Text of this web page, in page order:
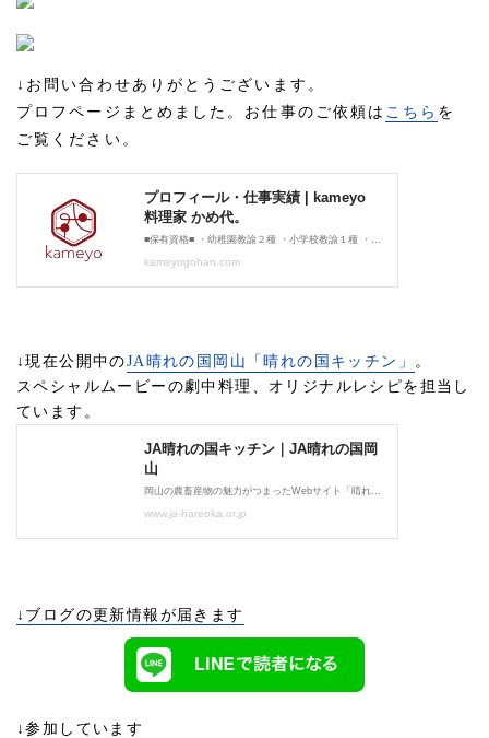
↓お問い合わせありがとうございます。
プロフページまとめました。お仕事のご依頼は こちら を
ご覧ください。
↓現在公開中のJA晴れの国岡山「晴れの国キッチン」 。
スペシャルムービーの劇中料理、オリジナルレシピを担当し
ています。
↓ブログの更新情報が届きます
↓参加しています